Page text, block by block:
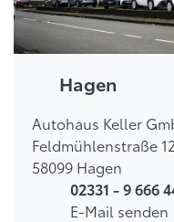
Hagen
Autohaus Keller
Feldmühlenstraße 12
58099 Hagen
02331 - 9 666
E-Mail senden